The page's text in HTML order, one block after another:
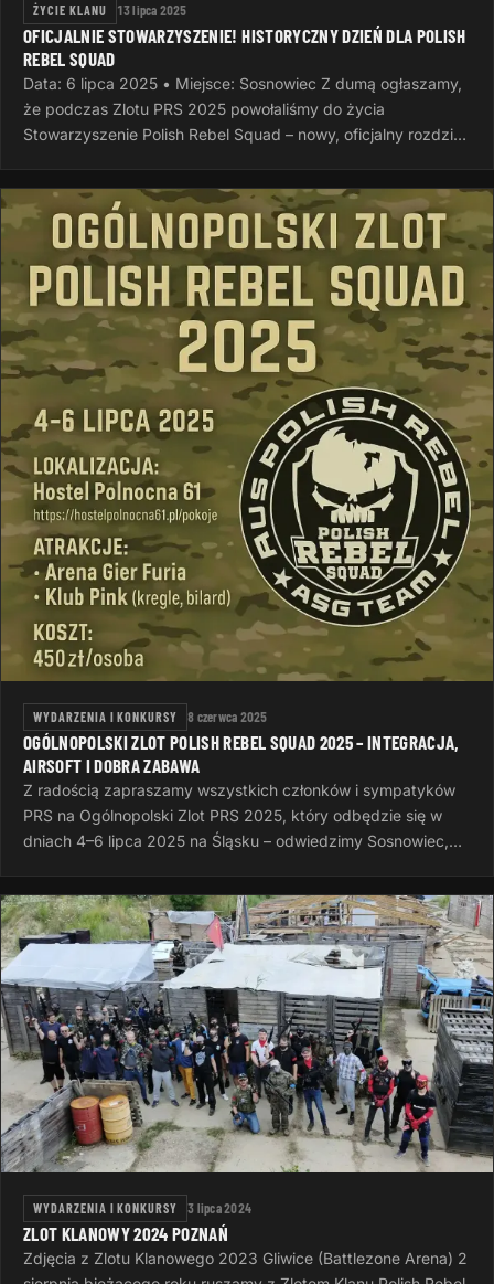
ŻYCIE KLANU 13 lipca 2025
OFICJALNIE STOWARZYSZENIE! HISTORYCZNY DZIEŃ DLA POLISH
REBEL SQUAD
Data: 6 lipca 2025 • Miejsce: Sosnowiec Z dumą ogłaszamy,
że podczas Zlotu PRS 2025 powołaliśmy do życia
Stowarzyszenie Polish Rebel Squad – nowy, oficjalny rozdział
WYDARZENIA I KONKURSY 8 czerwca 2025
OGÓLNOPOLSKI ZLOT POLISH REBEL SQUAD 2025 – INTEGRACJA,
AIRSOFT I DOBRA ZABAWA
Z radością zapraszamy wszystkich członków i sympatyków
PRS na Ogólnopolski Zlot PRS 2025, który odbędzie się w
dniach 4–6 lipca 2025 na Śląsku – odwiedzimy Sosnowiec,
WYDARZENIA I KONKURSY 3 lipca 2024
ZLOT KLANOWY 2024 POZNAŃ
Zdjęcia z Zlotu Klanowego 2023 Gliwice (Battlezone Arena) 2